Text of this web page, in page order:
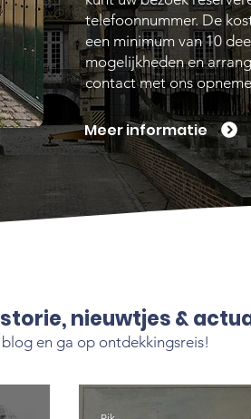
telefoonnummer. De
een minimum van 10
mogelijkheden en
contact met ons
Meer informatie
nieuwtjes &
blog en ga op ontdekkingsreis!